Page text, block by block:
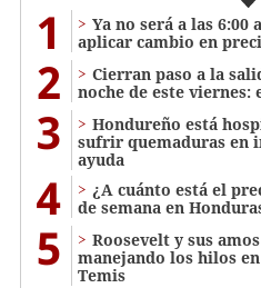
1
Ya no será a las 6:00
aplicar cambio en
2
Cierran paso a la
noche de este viernes:
3
Hondureño está
sufrir quemaduras en
ayuda
4
¿A cuánto está el
de semana en
5
Roosevelt y sus
manejando los hilos
Temis